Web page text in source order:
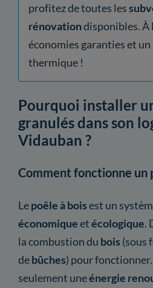
profitez de toutes les
rénovationdisponibles. À
économies garanties et
thermique !
Pourquoi installer
granulés dans son
Vidauban ?
Comment fonctionne un
Lepoêle à boisest un
économiqueetécologique.
la combustion du bois (sous
debûches) pour
seulement uneénergie